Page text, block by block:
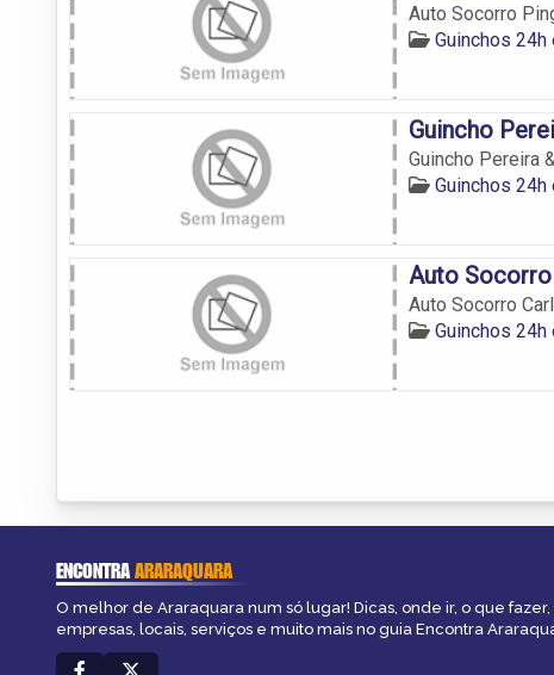
Auto Socorro
Guinchos 24h
Guincho
Guincho Pereira
Guinchos 24h
Auto
Auto Socorro
Guinchos 24h
ENCONTRAARARAQUARA
O melhor de Araraquara num só lugar! Dicas, onde ir, o que
empresas, locais, serviços e muito mais no guia Encontra